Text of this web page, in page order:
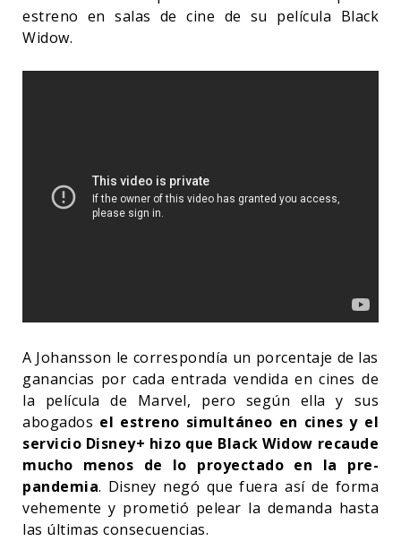
estreno en salas de cine de su película Black
Widow.
A Johansson le correspondía un porcentaje de las
ganancias por cada entrada vendida en cines de
la película de Marvel, pero según ella y sus
abogados el estreno simultáneo en cines y el
servicio Disney+ hizo que Black Widow recaude
mucho menos de lo proyectado en la pre-
pandemia. Disney negó que fuera así de forma
vehemente y prometió pelear la demanda hasta
las últimas consecuencias.